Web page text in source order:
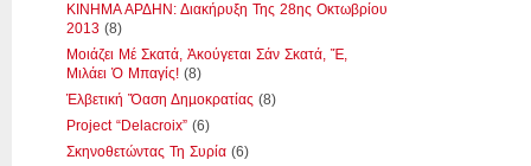
ΚΙΝΗΜΑ ΑΡΔΗΝ: Διακήρυξη Της 28ης Οκτωβρίου
2013 (8)
Μοιάζει Μέ Σκατά, Ἀκούγεται Σάν Σκατά, Ἔ,
Μιλάει Ὁ Μπαγίς! (8)
Ἑλβετική Ὄαση Δηµοκρατίας (8)
Project “Delacroix” (6)
Σκηνοθετώντας Τη Συρία (6)